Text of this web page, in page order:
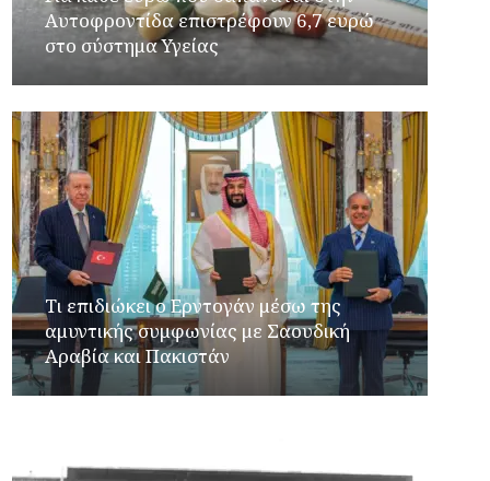
Aυτοφροντίδα επιστρέφουν 6,7 ευρώ
στο σύστημα Υγείας
Τι επιδιώκει ο Ερντογάν μέσω της
αμυντικής συμφωνίας με Σαουδική
Αραβία και Πακιστάν